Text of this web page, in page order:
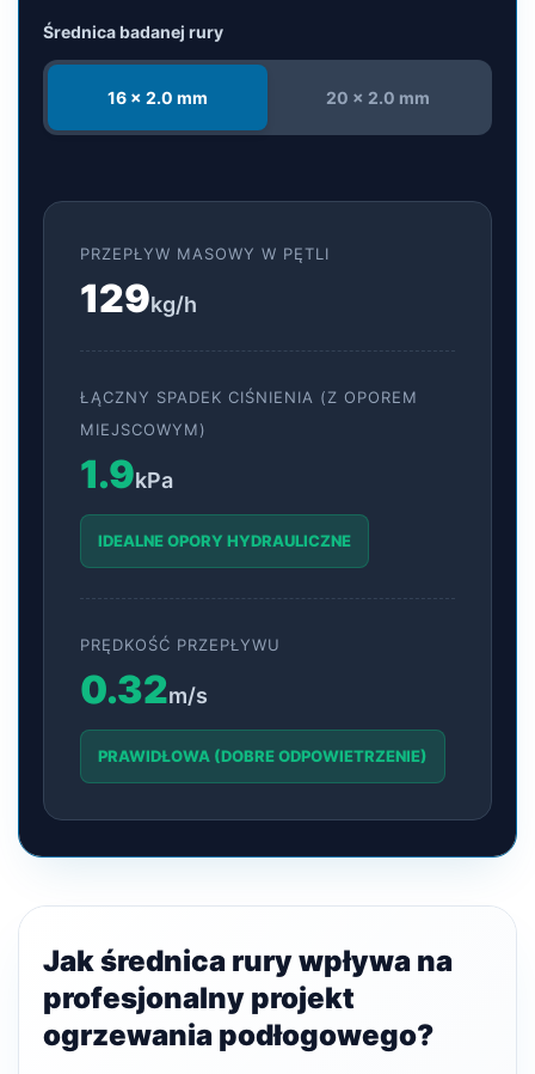
Średnica badanej rury
16 x 2.0 mm 20 x 2.0 mm
PRZEPŁYW MASOWY W PĘTLI
129kg/h
ŁĄCZNY SPADEK CIŚNIENIA (Z OPOREM
MIEJSCOWYM)
1.9kPa
IDEALNE OPORY HYDRAULICZNE
PRĘDKOŚĆ PRZEPŁYWU
0.32m/s
PRAWIDŁOWA (DOBRE ODPOWIETRZENIE)
Jak średnica rury wpływa na
profesjonalny projekt
ogrzewania podłogowego?